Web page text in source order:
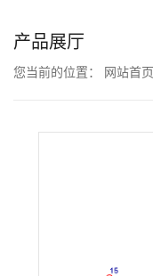
动
产品展厅
您当前的位置： 网站首页